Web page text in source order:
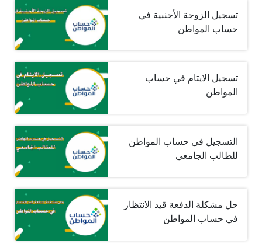
تسجيل الزوجة الأجنبية في
حساب المواطن
تسجيل الايتام في حساب
المواطن
التسجيل في حساب المواطن
للطالب الجامعي
حل مشكلة الدفعة قيد الانتظار
في حساب المواطن